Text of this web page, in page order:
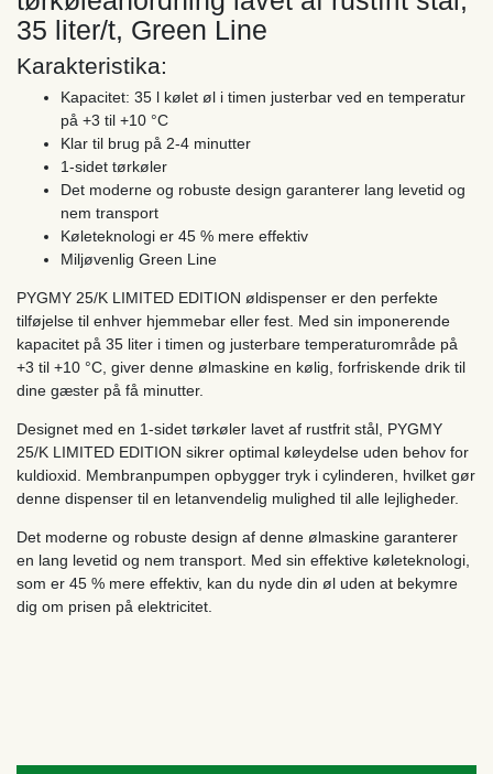
35 liter/t, Green Line
Karakteristika:
Kapacitet: 35 l kølet øl i timen justerbar ved en temperatur
på +3 til +10 °C
Klar til brug på 2-4 minutter
1-sidet tørkøler
Det moderne og robuste design garanterer lang levetid og
nem transport
Køleteknologi er 45 % mere effektiv
Miljøvenlig Green Line
PYGMY 25/K LIMITED EDITION øldispenser er den perfekte
tilføjelse til enhver hjemmebar eller fest. Med sin imponerende
kapacitet på 35 liter i timen og justerbare temperaturområde på
+3 til +10 °C, giver denne ølmaskine en kølig, forfriskende drik til
dine gæster på få minutter.
Designet med en 1-sidet tørkøler lavet af rustfrit stål, PYGMY
25/K LIMITED EDITION sikrer optimal køleydelse uden behov for
kuldioxid. Membranpumpen opbygger tryk i cylinderen, hvilket gør
denne dispenser til en letanvendelig mulighed til alle lejligheder.
Det moderne og robuste design af denne ølmaskine garanterer
en lang levetid og nem transport. Med sin effektive køleteknologi,
som er 45 % mere effektiv, kan du nyde din øl uden at bekymre
dig om prisen på elektricitet.